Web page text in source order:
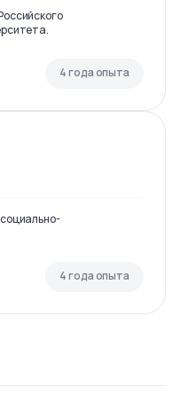
4 года опыта
4 года опыта